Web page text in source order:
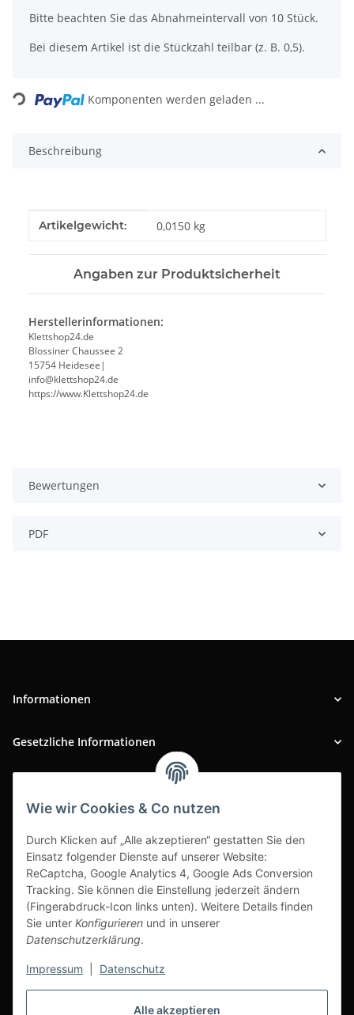
Alle akzeptieren
Wie wir Cookies & Co nutzen
Durch Klicken auf „Alle akzeptieren“ gestatten Sie den
Einsatz folgender Dienste auf unserer Website:
ReCaptcha, Google Analytics 4, Google Ads Conversion
Tracking. Sie können die Einstellung jederzeit ändern
(Fingerabdruck-Icon links unten). Weitere Details finden
Sie unter Konfigurieren und in unserer
Datenschutzerklärung.
Impressum Datenschutz
Bitte beachten Sie das Abnahmeintervall von 10 Stück.
Bei diesem Artikel ist die Stückzahl teilbar (z. B. 0,5).
Loading... Komponenten werden geladen ...
Beschreibung
Produkteigenschaft
Wert
Artikelgewicht: 0,0150 kg
Angaben zur Produktsicherheit
Herstellerinformationen:
Klettshop24.de
Blossiner Chaussee 2
15754 Heidesee|
info@klettshop24.de
https://www.Klettshop24.de
Bewertungen
PDF
Informationen
Gesetzliche Informationen